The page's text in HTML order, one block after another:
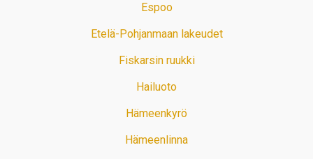
Espoo
Etelä-Pohjanmaan lakeudet
Fiskarsin ruukki
Hailuoto
Hämeenkyrö
Hämeenlinna